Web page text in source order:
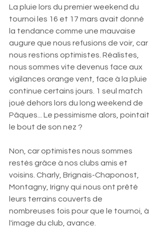
La pluie lors du premier weekend du
tournoi les 16 et 17 mars avait donné
la tendance comme une mauvaise
augure que nous refusions de voir, car
nous restions optimistes. Réalistes,
nous sommes vite devenus face aux
vigilances orange vent, face à la pluie
continue certains jours. 1 seul match
joué dehors lors du long weekend de
Pâques... Le pessimisme alors, pointait
le bout de son nez ?
Non, car optimistes nous sommes
restés grâce à nos clubs amis et
voisins. Charly, Brignais-Chaponost,
Montagny, Irigny qui nous ont prêté
leurs terrains couverts de
nombreuses fois pour que le tournoi, à
l'image du club, avance.